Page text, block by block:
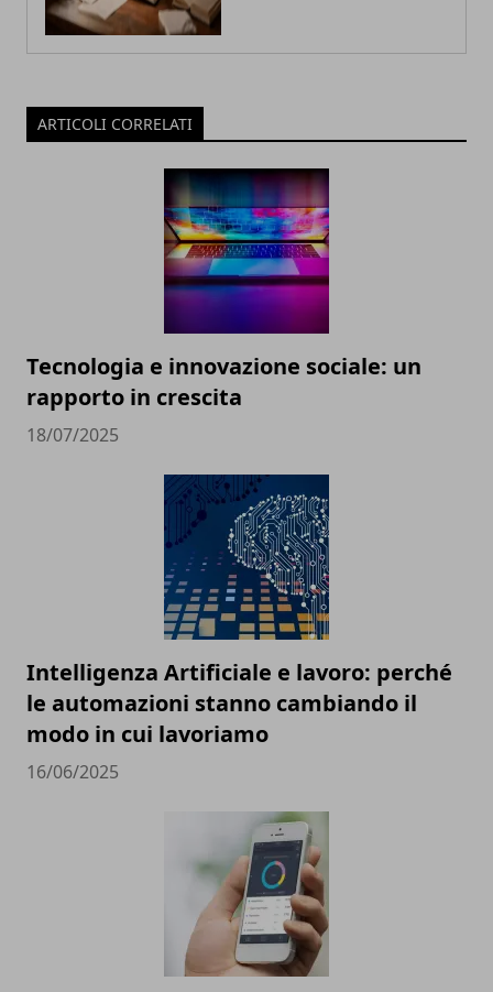
ARTICOLI CORRELATI
Tecnologia e innovazione sociale: un
rapporto in crescita
18/07/2025
Intelligenza Artificiale e lavoro: perché
le automazioni stanno cambiando il
modo in cui lavoriamo
16/06/2025